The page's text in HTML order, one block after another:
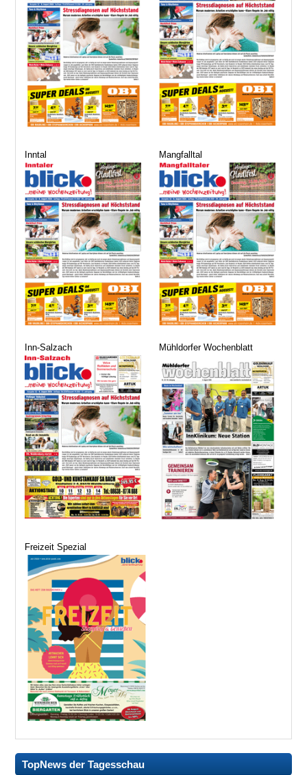
Inntal Mangfalltal
Inn-Salzach Mühldorfer Wochenblatt
Freizeit Spezial
TopNews der Tagesschau